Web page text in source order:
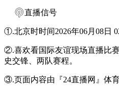
直播信号
①.北京时时间2026年06月08日
②.喜欢看国际友谊现场直播比
史交锋、两队赛程。
③.页面内容由『24直播网』体